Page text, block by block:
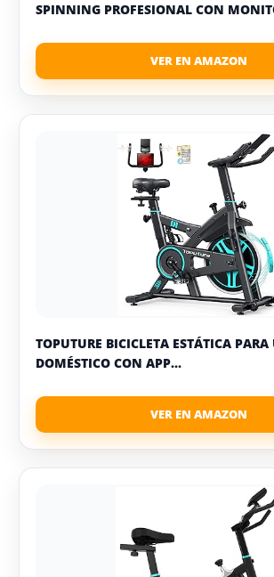
SPINNING PROFESIONAL CON
TOPUTURE BICICLETA ESTÁTICA PARA
DOMÉSTICO CON APP...